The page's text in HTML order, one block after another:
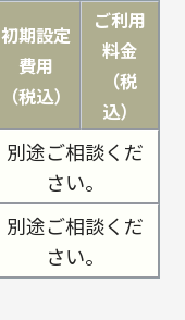
初期設定
費用
（税込）
ご利用
料金
（税
込）
別途ご相談くだ
さい。
別途ご相談くだ
さい。